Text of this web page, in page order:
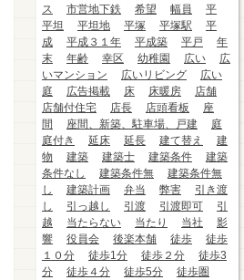
ス
市営地下鉄 希望 幅員
平
平坦
平坦地 平塚 平塚駅
平
成
平成３１年 平成築 平戸
年
末
年齢 幸区 幼稚園 広い
広
いマンション
広いリビング
広い
庭
広告掲載 床 床暖房
店舗
店舗付住宅
店長 店頭看板
座
間
座間、新築、駐車場、戸建
庭
庭付き
延床 延長 建て替え
建
物
建築 建築士 建築条件
建築
条件なし
建築条件無
建築条件無
し
建築計画 弁当 弊害
引き渡
し
引っ越し 引渡 引渡即可
引
越
当たらない 当たり 当社
影
響
役員会 後楽本舗 徒歩
徒歩
１０分
徒歩1分 徒歩２分
徒歩3
分
徒歩４分 徒歩5分
徒歩圏